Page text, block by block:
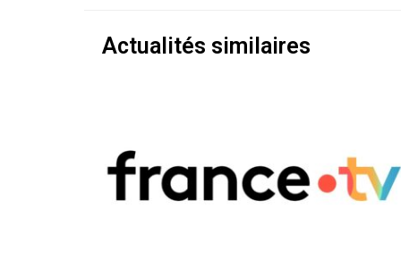
Actualités similaires